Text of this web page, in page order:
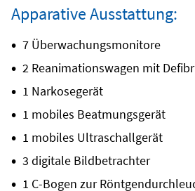
Apparative Ausstattung:
7 Überwachungsmonitore
2 Reanimationswagen mit
1 Narkosegerät
1 mobiles Beatmungsgerät
1 mobiles Ultraschallgerät
3 digitale Bildbetrachter
1 C-Bogen zur